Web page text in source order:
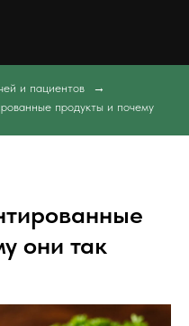
и пациентов
продукты и почему
они так